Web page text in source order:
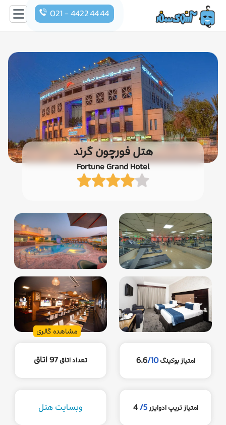
021 - 4422 44 44
هتل فورچون گرند
Fortune Grand Hotel
مشاهده گالری
امتیاز بوکینگ 6.6/10 تعداد اتاق97 اتاق
امتیاز تریپ ادوایزر5/
4 وبسایت هتل